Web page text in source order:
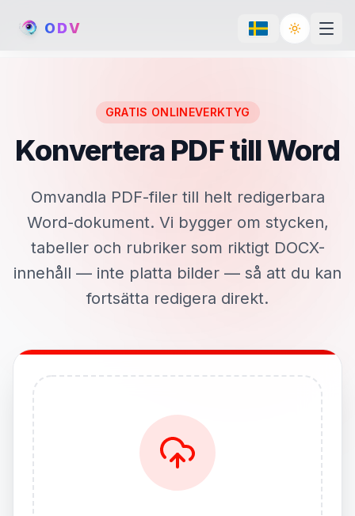
ODV Toggle
GRATIS ONLINEVERKTYG
Konvertera PDF till Word
Omvandla PDF-filer till helt redigerbara
Word-dokument. Vi bygger om stycken,
tabeller och rubriker som riktigt DOCX-
innehåll — inte platta bilder — så att du kan
fortsätta redigera direkt.